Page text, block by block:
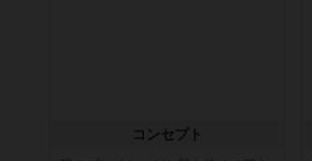
コンセプト